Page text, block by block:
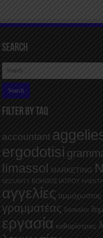
Search
FILTER BY TAQ
accountant
ergodotisi
limassol MARKETING
SECURITY ΒΟΗΘΟΣ ΙΑΤΡΟΥ
αγγελίες αμμόχωστος
γραμματέας δάσκαλοι
εργασία καθαρίστριες